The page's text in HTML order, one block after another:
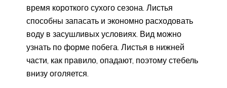
время короткого сухого сезона. Листья
способны запасать и экономно расходовать
воду в засушливых условиях. Вид можно
узнать по форме побега. Листья в нижней
части, как правило, опадают, поэтому стебель
внизу оголяется.